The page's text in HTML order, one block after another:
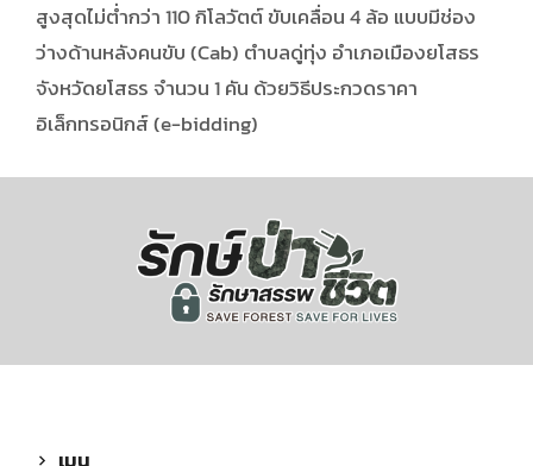
สูงสุดไม่ต่ำกว่า 110 กิโลวัตต์ ขับเคลื่อน 4 ล้อ แบบมีช่อง
ว่างด้านหลังคนขับ (Cab) ตำบลดู่ทุ่ง อำเภอเมืองยโสธร
จังหวัดยโสธร จำนวน 1 คัน ด้วยวิธีประกวดราคา
อิเล็กทรอนิกส์ (e-bidding)